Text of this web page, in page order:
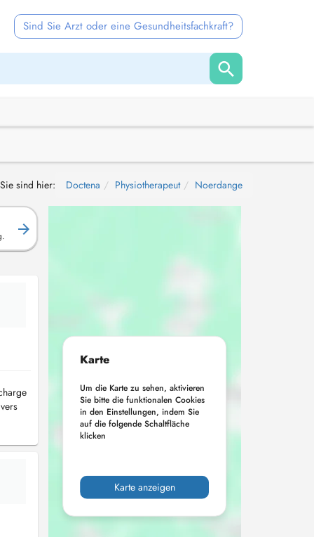
Sind Sie Arzt oder eine Gesundheitsfachkraft?
Sie sind hier: Doctena Physiotherapeut Noerdange
Karte
Um die Karte zu sehen, aktivieren
Sie bitte die funktionalen Cookies
in den Einstellungen, indem Sie
auf die folgende Schaltfläche
klicken
Karte anzeigen